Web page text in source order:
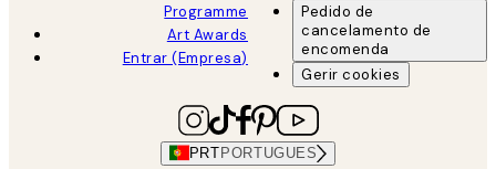
Programme
Art Awards
Entrar (Empresa)
Pedido de
cancelamento de
encomenda
Gerir cookies
PRT PORTUGUES